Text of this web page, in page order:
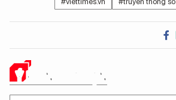
Ý KIẾN CỦA BẠN